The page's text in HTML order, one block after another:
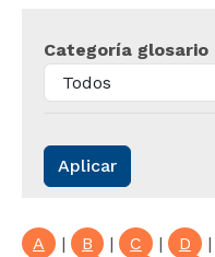
Categoría glosario
A | B | C | D |